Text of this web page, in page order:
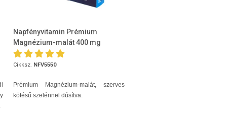
Napfényvitamin Prémium
Magnézium-malát 400 mg
szerves kötésű szelénnel 80 m...
Cikksz. NFV5550
Prémium Magnézium-malát, szerves
kötésű szelénnel dúsítva.